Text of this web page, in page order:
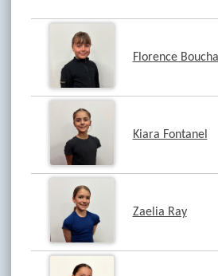
Florence
Kiara Fontanel
Zaelia Ray